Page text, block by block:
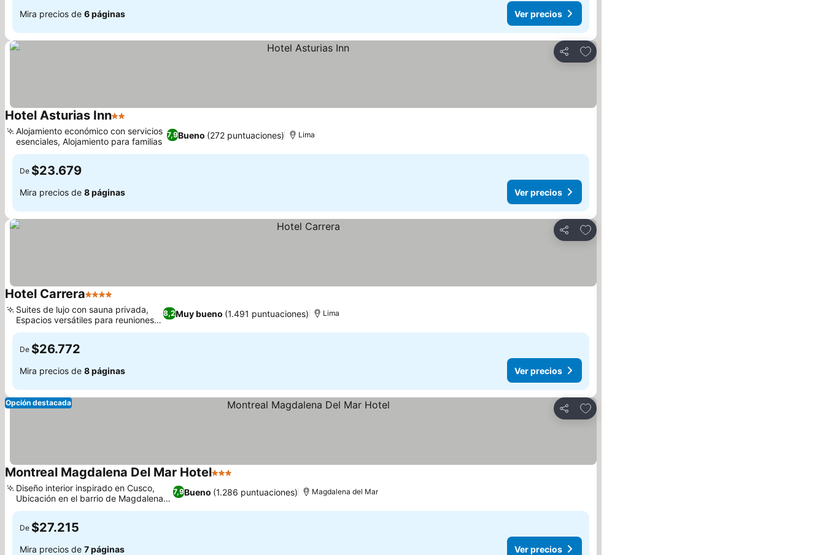
Mira precios de 6 páginas Ver precios
Compartir
Agregar a favoritos
Hotel Asturias Inn2 Estrellas
7,9Bueno (272 puntuaciones)
Alojamiento económico con servicios
esenciales, Alojamiento para familias
Lima
De $23.679
Mira precios de 8 páginas Ver precios
Compartir
Agregar a favoritos
Hotel Carrera4 Estrellas
8,2Muy bueno (1.491 puntuaciones)
Suites de lujo con sauna privada,
Espacios versátiles para reuniones y
eventos
Lima
De $26.772
Mira precios de 8 páginas Ver precios
Compartir
Agregar a favoritos
Opción destacada
Montreal Magdalena Del Mar Hotel3 Estrellas
7,9Bueno (1.286 puntuaciones)
Diseño interior inspirado en Cusco,
Ubicación en el barrio de Magdalena
del Mar
Magdalena del Mar
De $27.215
Mira precios de 7 páginas Ver precios